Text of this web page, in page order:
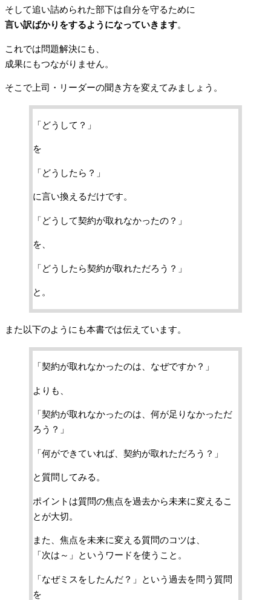
そして追い詰められた部下は自分を守るために
言い訳ばかりをするようになっていきます。
これでは問題解決にも、
成果にもつながりません。
そこで上司・リーダーの聞き方を変えてみましょう。
「どうして？」
を
「どうしたら？」
に言い換えるだけです。
「どうして契約が取れなかったの？」
を、
「どうしたら契約が取れただろう？」
と。
また以下のようにも本書では伝えています。
「契約が取れなかったのは、なぜですか？」
よりも、
「契約が取れなかったのは、何が足りなかっただ
ろう？」
「何ができていれば、契約が取れただろう？」
と質問してみる。
ポイントは質問の焦点を過去から未来に変えるこ
とが大切。
また、焦点を未来に変える質問のコツは、
「次は～」というワードを使うこと。
「なぜミスをしたんだ？」という過去を問う質問
を